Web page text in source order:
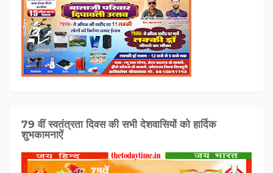
79 वीं स्वतंत्रता दिवस की सभी देशवासियों को हार्दिक
शुभकामनाऐं